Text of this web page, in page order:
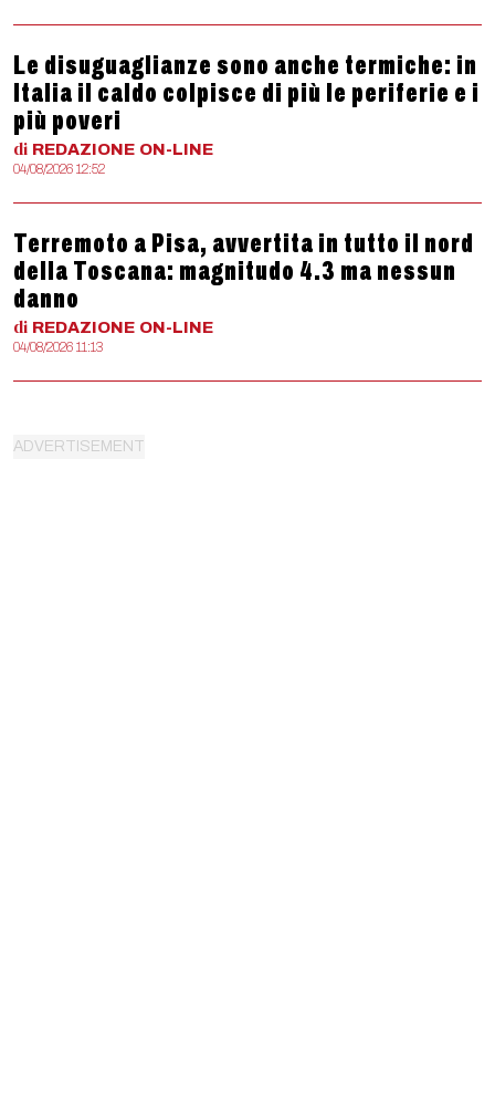
Le disuguaglianze sono anche termiche: in
Italia il caldo colpisce di più le periferie e i
più poveri
di REDAZIONE ON-LINE
04/08/2026 12:52
Terremoto a Pisa, avvertita in tutto il nord
della Toscana: magnitudo 4.3 ma nessun
danno
di REDAZIONE ON-LINE
04/08/2026 11:13